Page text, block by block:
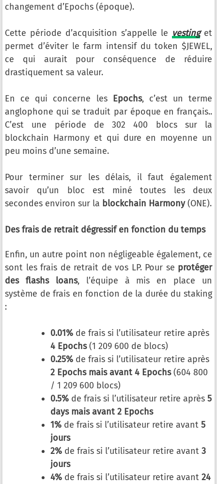
changement d’Epochs (époque).
Cette période d’acquisition s’appelle le vestinget
permet d’éviter le farm intensif du token $JEWEL,
ce qui aurait pour conséquence de réduire
drastiquement sa valeur.
En ce qui concerne les Epochs, c’est un terme
anglophone qui se traduit par époque en français..
C’est une période de 302 400 blocs sur la
blockchain Harmony et qui dure en moyenne un
peu moins d’une semaine.
Pour terminer sur les délais, il faut également
savoir qu’un bloc est miné toutes les deux
secondes environ sur la blockchain Harmony(ONE).
Des frais de retrait dégressif en fonction du temps
Enfin, un autre point non négligeable également, ce
sont les frais de retrait de vos LP. Pour se protéger
des flashs loans, l’équipe à mis en place un
système de frais en fonction de la durée du staking
:
0.01% de frais si l’utilisateur retire après
4 Epochs(1 209 600 de blocs)
0.25% de frais si l’utilisateur retire après
2 Epochs mais avant 4 Epochs(604 800
/ 1 209 600 blocs)
0.5% de frais si l’utilisateur retire après 5
days mais avant 2 Epochs
1% de frais si l’utilisateur retire avant 5
jours
2% de frais si l’utilisateur retire avant 3
jours
4% de frais si l’utilisateur retire avant 24